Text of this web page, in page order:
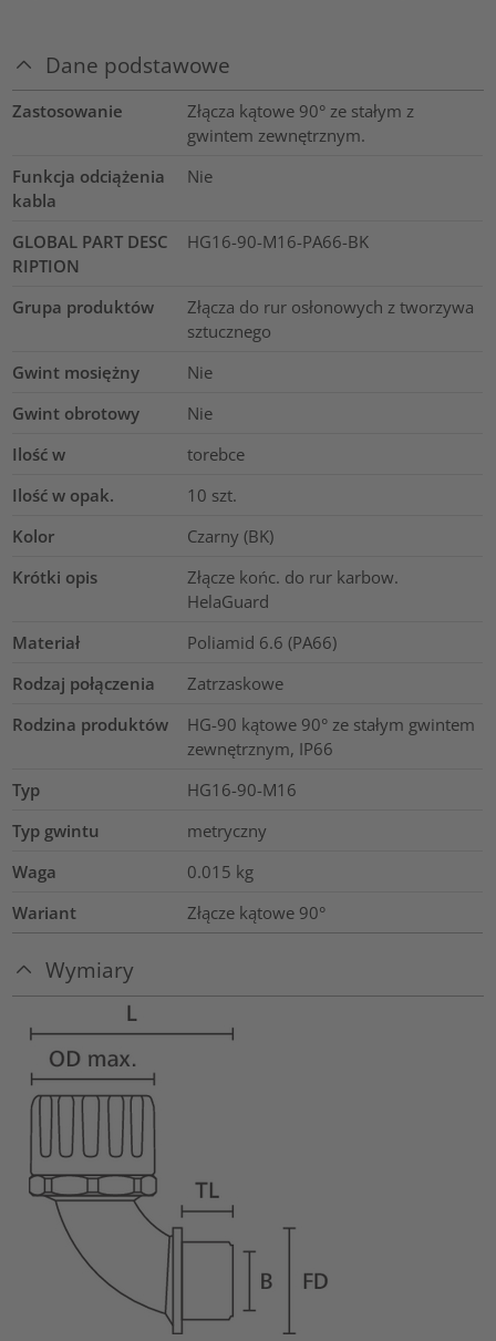
Dane podstawowe
Zastosowanie
Złącza kątowe 90° ze stałym z
gwintem zewnętrznym.
Funkcja odciążenia
kabla
Nie
GLOBAL PART DESC
RIPTION
HG16-90-M16-PA66-BK
Grupa produktów
Złącza do rur osłonowych z tworzywa
sztucznego
Gwint mosiężny
Nie
Gwint obrotowy
Nie
Ilość w
torebce
Ilość w opak.
10 szt.
Kolor
Czarny (BK)
Krótki opis
Złącze końc. do rur karbow.
HelaGuard
Materiał
Poliamid 6.6 (PA66)
Rodzaj połączenia
Zatrzaskowe
Rodzina produktów
HG-90 kątowe 90° ze stałym gwintem
zewnętrznym, IP66
Typ
HG16-90-M16
Typ gwintu
metryczny
Waga
0.015 kg
Wariant
Złącze kątowe 90°
Wymiary